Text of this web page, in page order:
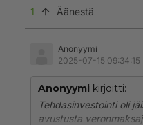
Kyllä
juuri vapaissa
Yhteiskunta on
Jos
ongelmia. Väkivaltaa,
sellaista.
1 Äänestä
Anonyymi
2025-07-15 09:34:15
Anonyymi kirjoitti:
Tehdasinvestointi oli
avustusta